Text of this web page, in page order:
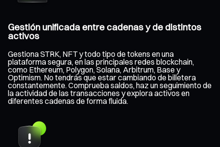
Gestión unificada entre cadenas y de distintos
activos
Gestiona STRK, NFT y todo tipo de tokens en una
plataforma segura, en las principales redes blockchain,
como Ethereum, Polygon, Solana, Arbitrum, Base y
Optimism. No tendrás que estar cambiando de billetera
constantemente. Comprueba saldos, haz un seguimiento de
la actividad de las transacciones y explora activos en
diferentes cadenas de forma fluida.